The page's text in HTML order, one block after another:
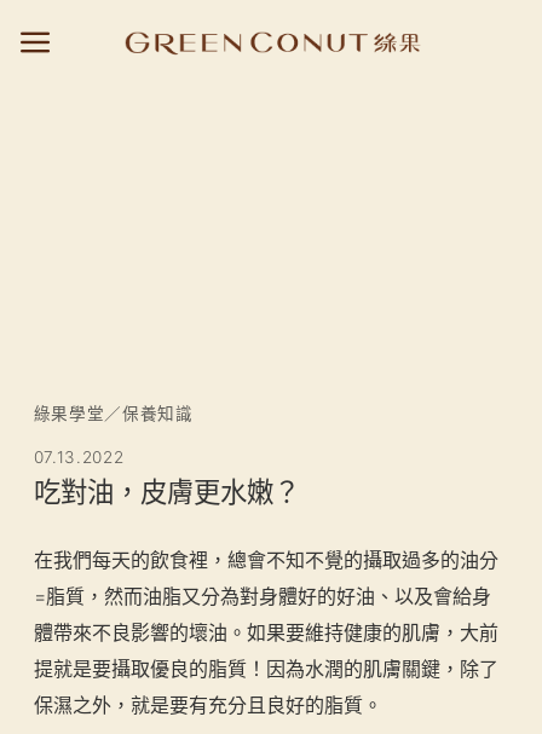
綠果學堂 ／保養知識
07.13.2022
吃對油，皮膚更水嫩？
在我們每天的飲食裡，總會不知不覺的攝取過多的油分
=脂質，然而油脂又分為對身體好的好油、以及會給身
體帶來不良影響的壞油。如果要維持健康的肌膚，大前
提就是要攝取優良的脂質！因為水潤的肌膚關鍵，除了
保濕之外，就是要有充分且良好的脂質。